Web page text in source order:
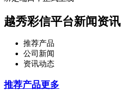
越秀彩信平台新闻资讯
推荐产品
公司新闻
资讯动态
推荐产品更多